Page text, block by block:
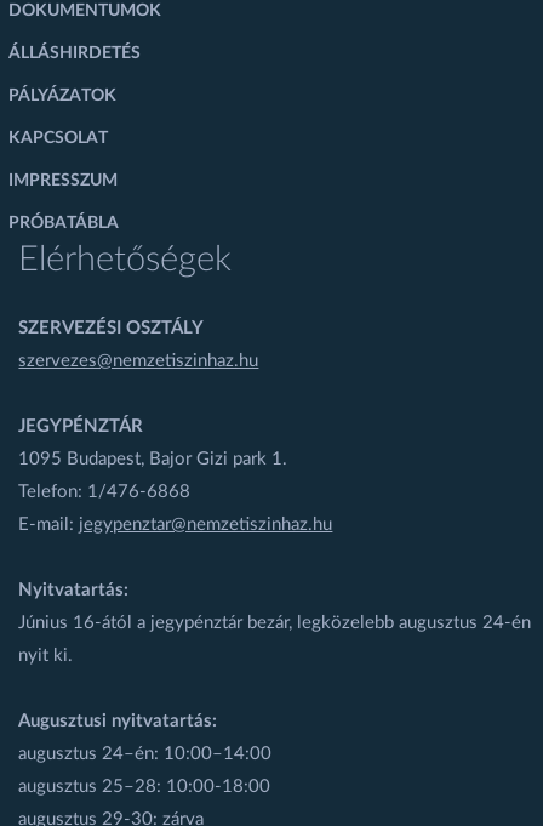
DOKUMENTUMOK
ÁLLÁSHIRDETÉS
PÁLYÁZATOK
KAPCSOLAT
IMPRESSZUM
PRÓBATÁBLA
Elérhetőségek
SZERVEZÉSI OSZTÁLY
szervezes@nemzetiszinhaz.hu
JEGYPÉNZTÁR
1095 Budapest, Bajor Gizi park 1.
Telefon: 1/476-6868
E-mail: jegypenztar@nemzetiszinhaz.hu
Nyitvatartás:
Június 16-ától a jegypénztár bezár, legközelebb augusztus 24-én
nyit ki.
Augusztusi nyitvatartás:
augusztus 24–én: 10:00–14:00
augusztus 25–28: 10:00-18:00
augusztus 29-30: zárva